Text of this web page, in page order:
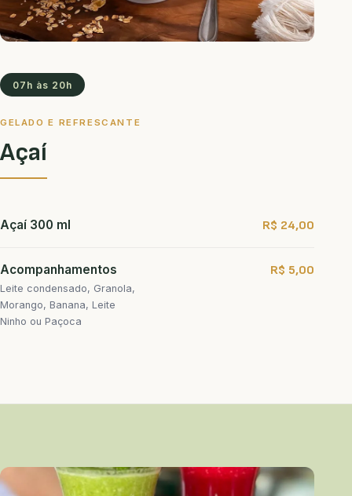
07h às 20h
GELADO E REFRESCANTE
Açaí
Açaí 300 ml R$ 24,00
Acompanhamentos
Leite condensado, Granola,
Morango, Banana, Leite
Ninho ou Paçoca
R$ 5,00